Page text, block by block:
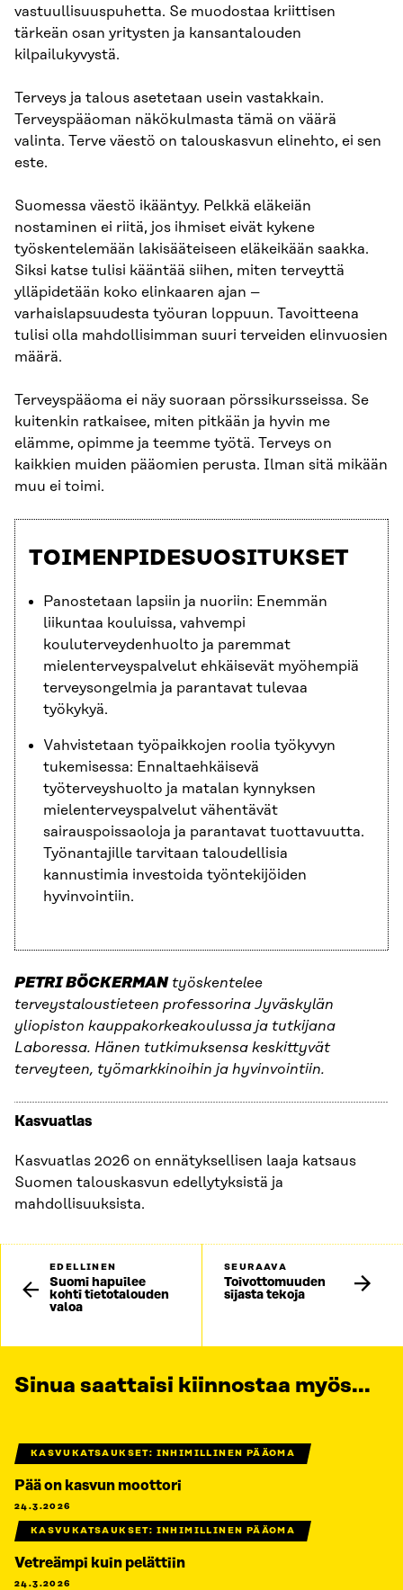
vastuullisuuspuhetta. Se muodostaa kriittisen
tärkeän osan yritysten ja kansantalouden
kilpailukyvystä.
Terveys ja talous asetetaan usein vastakkain.
Terveyspääoman näkökulmasta tämä on väärä
valinta. Terve väestö on talouskasvun elinehto, ei sen
este.
Suomessa väestö ikääntyy. Pelkkä eläkeiän
nostaminen ei riitä, jos ihmiset eivät kykene
työskentelemään lakisääteiseen eläkeikään saakka.
Siksi katse tulisi kääntää siihen, miten terveyttä
ylläpidetään koko elinkaaren ajan –
varhaislapsuudesta työuran loppuun. Tavoitteena
tulisi olla mahdollisimman suuri terveiden elinvuosien
määrä.
Terveyspääoma ei näy suoraan pörssikursseissa. Se
kuitenkin ratkaisee, miten pitkään ja hyvin me
elämme, opimme ja teemme työtä. Terveys on
kaikkien muiden pääomien perusta. Ilman sitä mikään
muu ei toimi.
TOIMENPIDESUOSITUKSET
Panostetaan lapsiin ja nuoriin: Enemmän
liikuntaa kouluissa, vahvempi
kouluterveydenhuolto ja paremmat
mielenterveyspalvelut ehkäisevät myöhempiä
terveysongelmia ja parantavat tulevaa
työkykyä.
Vahvistetaan työpaikkojen roolia työkyvyn
tukemisessa: Ennaltaehkäisevä
työterveyshuolto ja matalan kynnyksen
mielenterveyspalvelut vähentävät
sairauspoissaoloja ja parantavat tuottavuutta.
Työnantajille tarvitaan taloudellisia
kannustimia investoida työntekijöiden
hyvinvointiin.
PETRI BÖCKERMANtyöskentelee
terveystaloustieteen professorina Jyväskylän
yliopiston kauppakorkeakoulussa ja tutkijana
Laboressa. Hänen tutkimuksensa keskittyvät
terveyteen, työmarkkinoihin ja hyvinvointiin.
Kasvuatlas
Kasvuatlas 2026 on ennätyksellisen laaja katsaus
Suomen talouskasvun edellytyksistä ja
mahdollisuuksista.
EDELLINEN
Suomi hapuilee
kohti tietotalouden
valoa
SEURAAVA
Toivottomuuden
sijasta tekoja
Sinua saattaisi kiinnostaa myös...
KASVUKATSAUKSET: INHIMILLINEN PÄÄOMA
Pää on kasvun moottori
24.3.2026
KASVUKATSAUKSET: INHIMILLINEN PÄÄOMA
Vetreämpi kuin pelättiin
24.3.2026